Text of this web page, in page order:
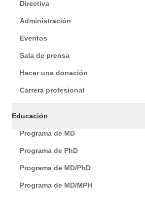
Directiva
Administración
Eventos
Sala de prensa
Hacer una donación
Carrera profesional
Educación
Programa de MD
Programa de PhD
Programa de MD/PhD
Programa de MD/MPH